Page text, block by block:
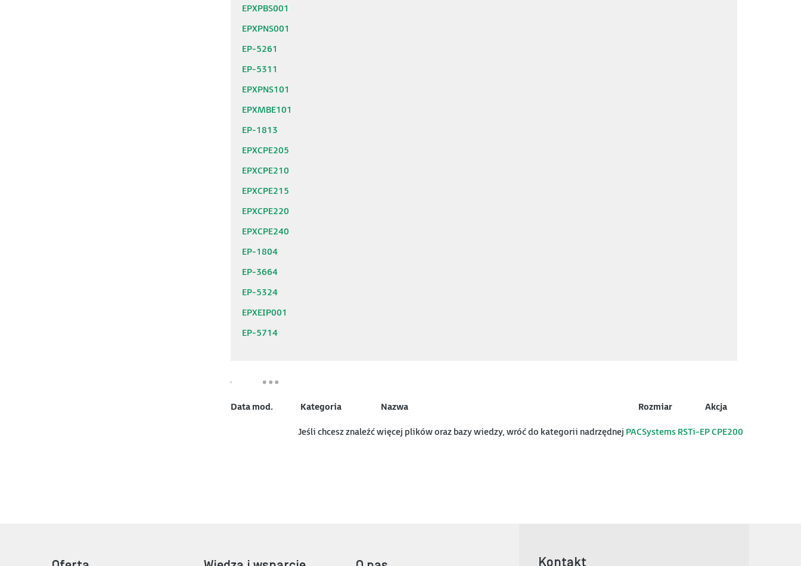
EPXPBS001
EPXPNS001
EP-5261
EP-5311
EPXPNS101
EPXMBE101
EP-1813
EPXCPE205
EPXCPE210
EPXCPE215
EPXCPE220
EPXCPE240
EP-1804
EP-3664
EP-5324
EPXEIP001
EP-5714
Data mod. Kategoria Nazwa Rozmiar Akcja
Jeśli chcesz znaleźć więcej plików oraz bazy wiedzy, wróć do kategorii nadrzędnej PACSystems RSTi-EP CPE200
Kontakt